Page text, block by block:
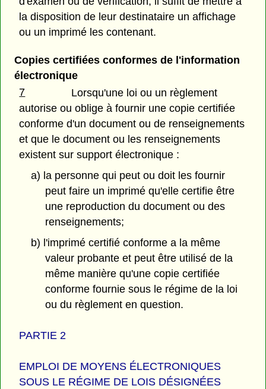
la disposition de leur destinataire un affichage
ou un imprimé les contenant.
Copies certifiées conformes de l'information
électronique
7
Lorsqu'une loi ou un règlement
autorise ou oblige à fournir une copie certifiée
conforme d'un document ou de renseignements
et que le document ou les renseignements
existent sur support électronique :
a) la personne qui peut ou doit les fournir
peut faire un imprimé qu'elle certifie être
une reproduction du document ou des
renseignements;
b) l'imprimé certifié conforme a la même
valeur probante et peut être utilisé de la
même manière qu'une copie certifiée
conforme fournie sous le régime de la loi
ou du règlement en question.
PARTIE 2
EMPLOI DE MOYENS ÉLECTRONIQUES
SOUS LE RÉGIME DE LOIS DÉSIGNÉES